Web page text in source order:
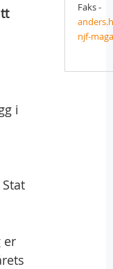
i
er
Faks -
njf-